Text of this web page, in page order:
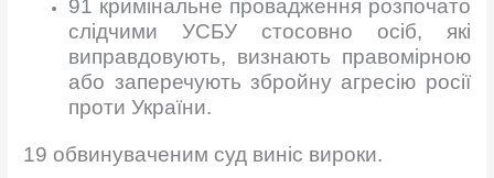
91 кримінальне провадження розпочато
слідчими УСБУ стосовно осіб, які
виправдовують, визнають правомірною
або заперечують збройну агресію росії
проти України.
19 обвинуваченим суд виніс вироки.